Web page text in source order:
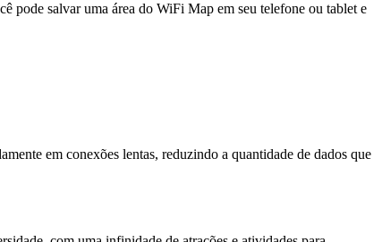
pode salvar uma área do WiFi Map em seu telefone ou tablet e
em conexões lentas, reduzindo a quantidade de dados que